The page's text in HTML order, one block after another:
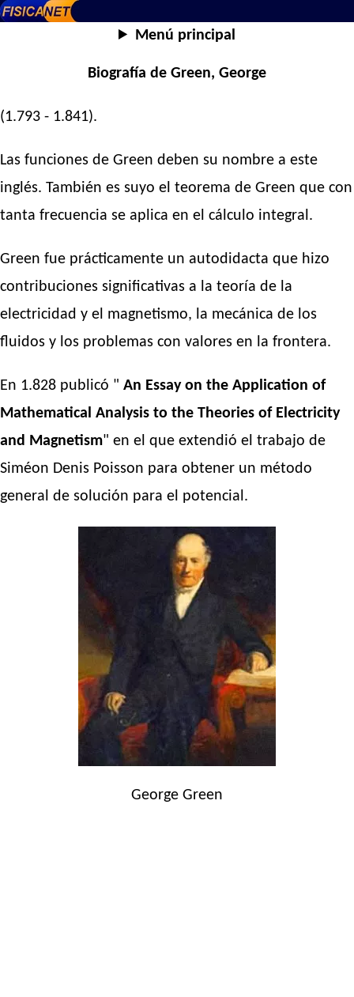
Menú principal
Biografía de Green, George
(1.793 - 1.841).
Las funciones de Green deben su nombre a este
inglés. También es suyo el teorema de Green que con
tanta frecuencia se aplica en el cálculo integral.
Green fue prácticamente un autodidacta que hizo
contribuciones significativas a la teoría de la
electricidad y el magnetismo, la mecánica de los
fluidos y los problemas con valores en la frontera.
En 1.828 publicó " An Essay on the Application of
Mathematical Analysis to the Theories of Electricity
and Magnetism" en el que extendió el trabajo de
Siméon Denis Poisson para obtener un método
general de solución para el potencial.
George Green